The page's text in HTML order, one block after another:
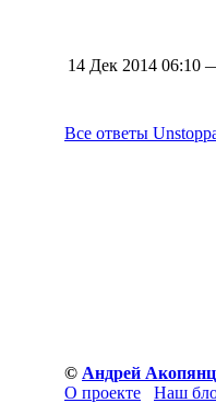
14 Дек 2014 06:10
Все ответы
© Андрей Акопянц
О проекте
Наш